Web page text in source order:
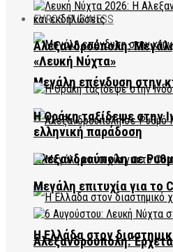
EVROS BUSINESS
Μεγάλη επένδυση στην
Αλεξανδρούπολη σε
Η Ελλάδα στον
Αλεξανδρούπολη:
«Λευκή Νύχτα»
Η Θράκη ταξίδεψε στην
ελληνική παράδοση
Μεγάλη επιτυχία για το
Αλεξανδρούπολη: